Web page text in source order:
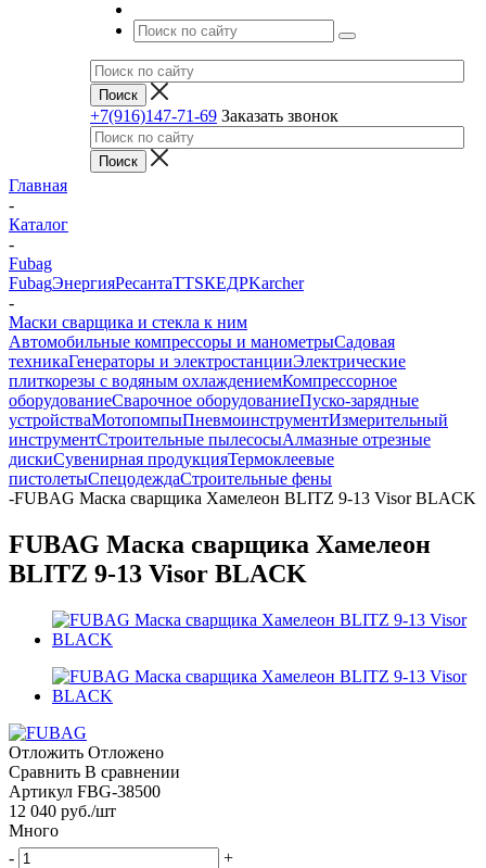
+7(916)147-71-69 Заказать звонок
Главная
-
Каталог
-
Fubag
FubagЭнергияРесантаTTSКЕДРKarcher
-
Маски сварщика и стекла к ним
Автомобильные компрессоры и манометрыСадовая
техникаГенераторы и электростанцииЭлектрические
плиткорезы с водяным охлаждениемКомпрессорное
оборудованиеСварочное оборудованиеПуско-зарядные
устройстваМотопомпыПневмоинструментИзмерительный
инструментСтроительные пылесосыАлмазные отрезные
дискиСувенирная продукцияТермоклеевые
пистолетыСпецодеждаСтроительные фены
-FUBAG Маска сварщика Хамелеон BLITZ 9-13 Visor BLACK
FUBAG Маска сварщика Хамелеон
BLITZ 9-13 Visor BLACK
Отложить Отложено
Сравнить В сравнении
Артикул FBG-38500
12 040 руб./шт
Много
-
+